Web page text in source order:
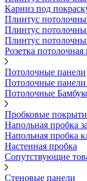
Карниз под
Плинтус
Плинтус
Плинтус
Розетка потолочная
Потолочные панели
Потолочные
Потолочные
Пробковые
Напольная пробка
Напольная пробка
Настенная пробка
Сопутствующие
Стеновые панели